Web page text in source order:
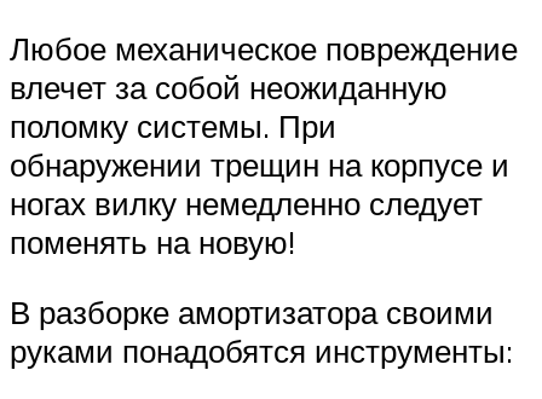
Любое механическое повреждение
влечет за собой неожиданную
поломку системы. При
обнаружении трещин на корпусе и
ногах вилку немедленно следует
поменять на новую!
В разборке амортизатора своими
руками понадобятся инструменты: